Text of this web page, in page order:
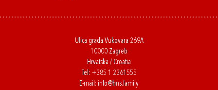
Ulica grada Vukovara 269A
10000 Zagreb
Hrvatska / Croatia
Tel: +385 1 2361555
E-mail: info@hns.family